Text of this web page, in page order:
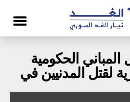
الحكومية
لقتل المدنيين في